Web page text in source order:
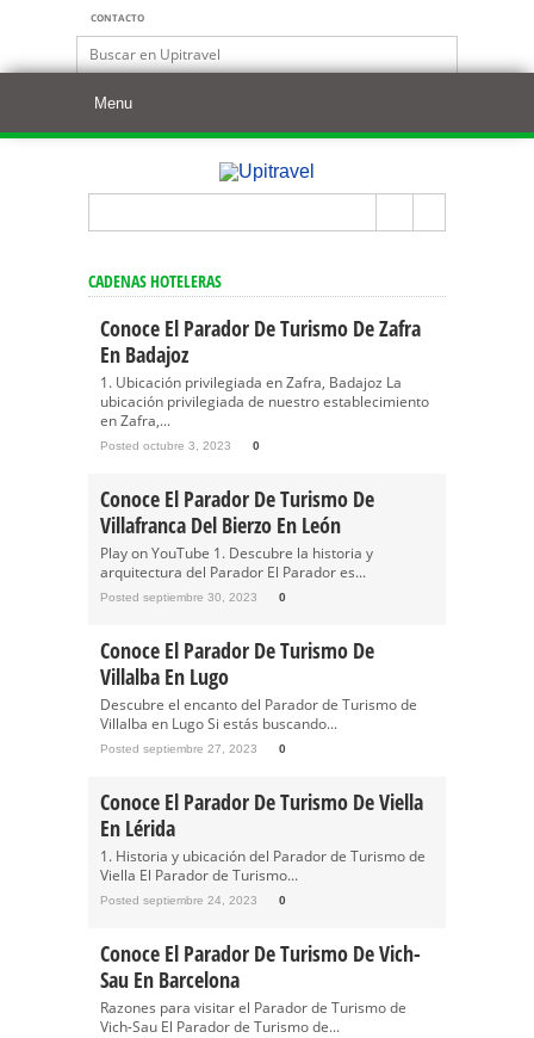
CONTACTO
CADENAS HOTELERAS
Conoce El Parador De Turismo De Zafra
En Badajoz
1. Ubicación privilegiada en Zafra, Badajoz La
ubicación privilegiada de nuestro establecimiento
en Zafra,...
Posted octubre 3, 2023 0
Conoce El Parador De Turismo De
Villafranca Del Bierzo En León
Play on YouTube 1. Descubre la historia y
arquitectura del Parador El Parador es...
Posted septiembre 30, 2023 0
Conoce El Parador De Turismo De
Villalba En Lugo
Descubre el encanto del Parador de Turismo de
Villalba en Lugo Si estás buscando...
Posted septiembre 27, 2023 0
Conoce El Parador De Turismo De Viella
En Lérida
1. Historia y ubicación del Parador de Turismo de
Viella El Parador de Turismo...
Posted septiembre 24, 2023 0
Conoce El Parador De Turismo De Vich-
Sau En Barcelona
Razones para visitar el Parador de Turismo de
Vich-Sau El Parador de Turismo de...